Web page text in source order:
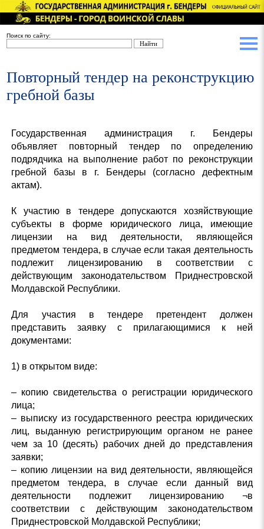
Поиск по сайту:
Повторный тендер на реконструкцию
гребной базы
Государственная администрация г. Бендеры
объявляет повторный тендер по определению
подрядчика на выполнение работ по реконструкции
гребной базы в г. Бендеры (согласно дефектным
актам).
К участию в тендере допускаются хозяйствующие
субъекты в форме юридического лица, имеющие
лицензии на вид деятельности, являющейся
предметом тендера, в случае если такая деятельность
подлежит лицензированию в соответствии с
действующим законодательством Приднестровской
Молдавской Республики.
Для участия в тендере претендент должен
представить заявку с прилагающимися к ней
документами:
1) в открытом виде:
– копию свидетельства о регистрации юридического
лица;
– выписку из государственного реестра юридических
лиц, выданную регистрирующим органом не ранее
чем за 10 (десять) рабочих дней до представления
заявки;
– копию лицензии на вид деятельности, являющейся
предметом тендера, в случае если данный вид
деятельности подлежит лицензированию ¬в
соответствии с действующим законодательством
Приднестровской Молдавской Республики;